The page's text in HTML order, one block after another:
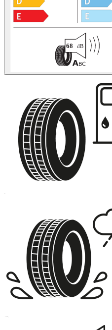
C
B